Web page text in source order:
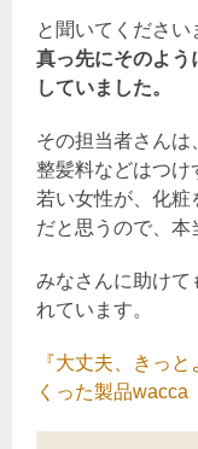
と聞いてください
真っ先にそのよう
していました。
その担当者さんは
整髪料などはつけ
若い女性が、化粧
だと思うので、本
みなさんに助けて
れています。
『大丈夫、きっ
くった製品wacca